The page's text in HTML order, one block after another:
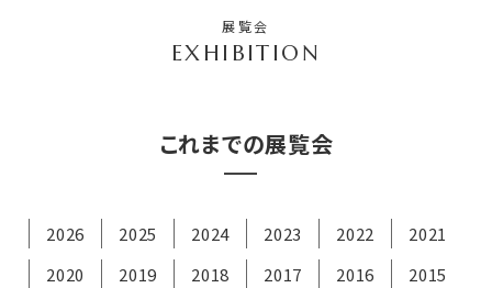
展覧会
これまでの展覧会
2026 2025 2024 2023 2022
2021
2020
2019 2018 2017 2016
2015